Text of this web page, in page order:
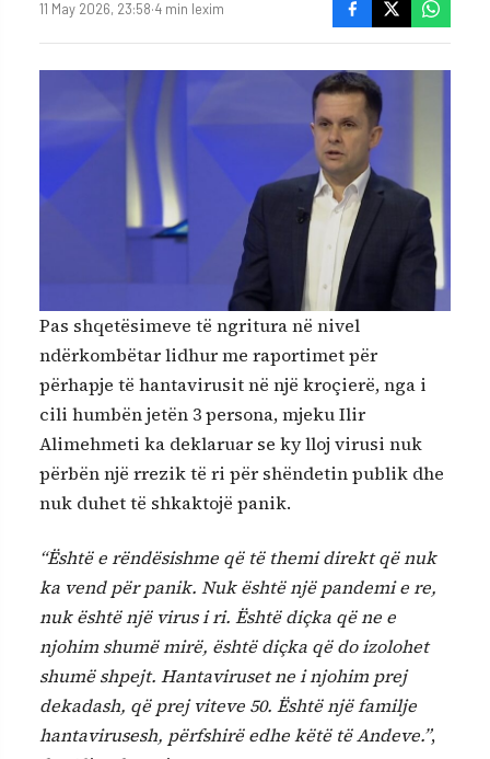
11 May 2026, 23:58·4 min lexim
Pas shqetësimeve të ngritura në nivel
ndërkombëtar lidhur me raportimet për
përhapje të hantavirusit në një kroçierë, nga i
cili humbën jetën 3 persona, mjeku Ilir
Alimehmeti ka deklaruar se ky lloj virusi nuk
përbën një rrezik të ri për shëndetin publik dhe
nuk duhet të shkaktojë panik.
“Është e rëndësishme që të themi direkt që nuk
ka vend për panik. Nuk është një pandemi e re,
nuk është një virus i ri. Është diçka që ne e
njohim shumë mirë, është diçka që do izolohet
shumë shpejt. Hantaviruset ne i njohim prej
dekadash, që prej viteve 50. Është një familje
hantavirusesh, përfshirë edhe këtë të Andeve.”,